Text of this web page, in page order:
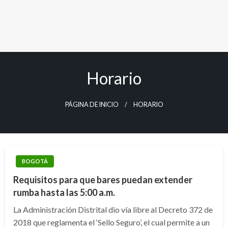
Horario
PÁGINA DE INICIO HORARIO
BOGOTÁ
Requisitos para que bares puedan extender
rumba hasta las 5:00 a.m.
La Administración Distrital dio vía libre al Decreto 372 de
2018 que reglamenta el ‘Sello Seguro’, el cual permite a un